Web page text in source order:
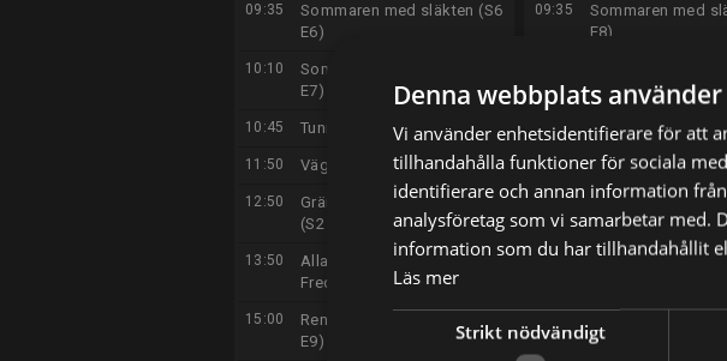
09:35
Sommaren med släkten (S6
E6)
10:10
Sommaren med släkten (S6
E7)
10:45 Tunnelbanan (S8 E12)
11:50 Vägens hjältar (S12 E13)
12:50
Gränsbevakarna Sverige
(S2 E1)
13:50
Alla mot alla med Filip och
Fredrik (S11 E53)
15:00
Renoveringsdrömmar (S1
E9)
09:35
Sommaren med
E8)
E9)
10:50 Tunnelbanan (S8
11:50 Vägens hjältar
12:55
Gränsbevakarna
(S2 E2)
13:55
Alla mot alla med
E10)
Denna webbplats
Vi använder enhetsidentifierare för att
tillhandahålla funktioner för sociala
identifierare och annan information
analysföretag som vi samarbetar med.
information som du har tillhandahållit
Läs mer
Strikt nödvändigt